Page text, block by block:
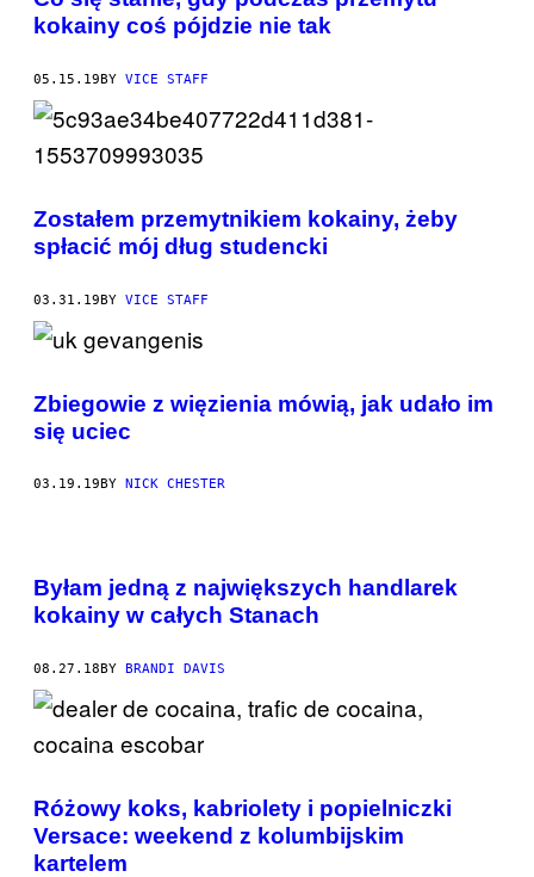
kokainy coś pójdzie nie tak
05.15.19 BY VICE STAFF
Zostałem przemytnikiem kokainy, żeby
spłacić mój dług studencki
03.31.19BY VICE STAFF
Zbiegowie z więzienia mówią, jak udało im
się uciec
03.19.19 BY NICK CHESTER
Byłam jedną z największych handlarek
kokainy w całych Stanach
08.27.18BY BRANDI DAVIS
Różowy koks, kabriolety i popielniczki
Versace: weekend z kolumbijskim
kartelem